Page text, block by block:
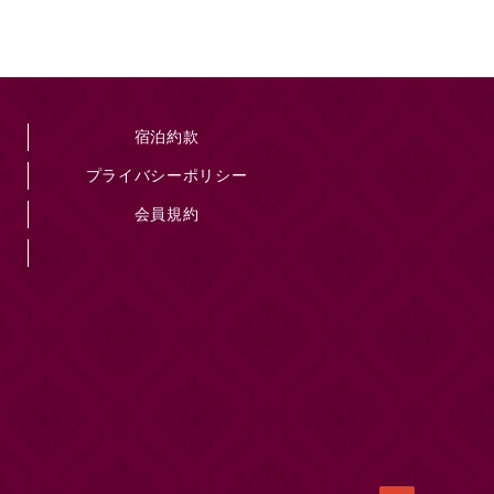
宿泊約款
プライバシーポリシー
会員規約